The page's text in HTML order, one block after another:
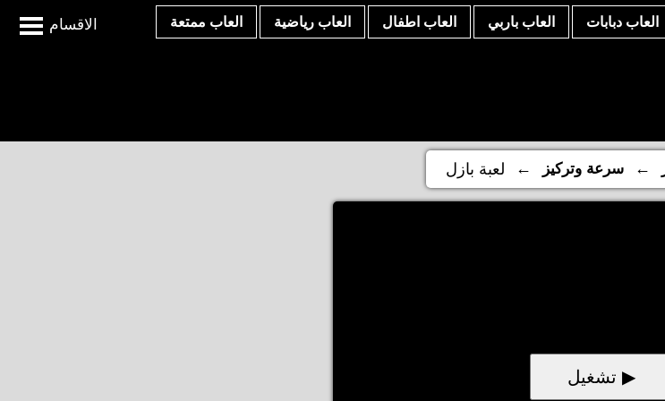
الاقسام العاب دبابات العاب باربي العاب اطفال العاب رياضية العاب ممتعة
← سرعة وتركيز ← لعبة بازل
▶ تشغيل